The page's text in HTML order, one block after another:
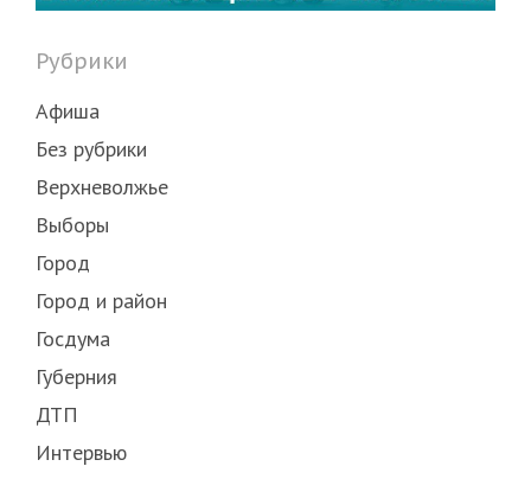
Рубрики
Афиша
Без рубрики
Верхневолжье
Выборы
Город
Город и район
Госдума
Губерния
ДТП
Интервью